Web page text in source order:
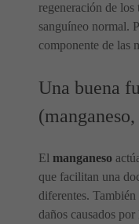
regeneración de
sanguíneo normal.
componente de las
Una buena
El manganeso
que facilitan una
diferentes.
daños causados